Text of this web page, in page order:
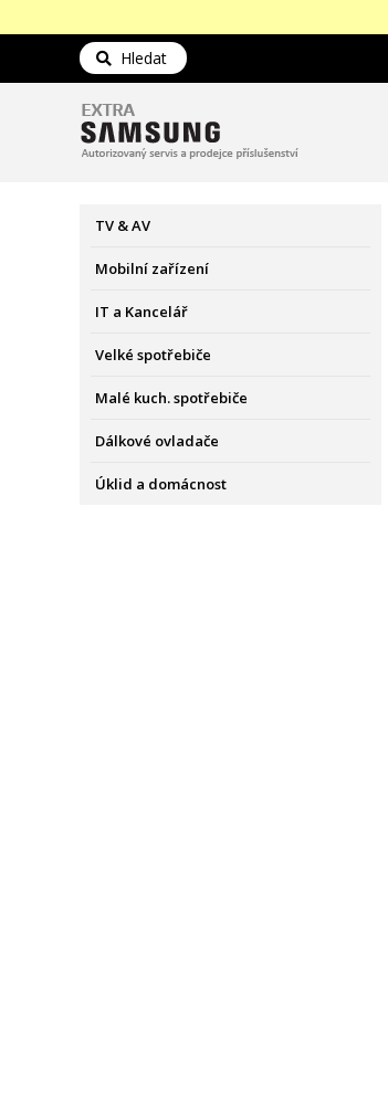
Hledat
TV & AV
Mobilní zařízení
IT a Kancelář
Velké spotřebiče
Malé kuch. spotřebiče
Dálkové ovladače
Úklid a domácnost